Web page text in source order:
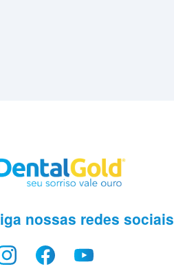
nossas redes sociais